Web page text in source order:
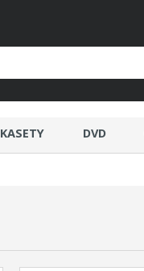
KASETY DVD